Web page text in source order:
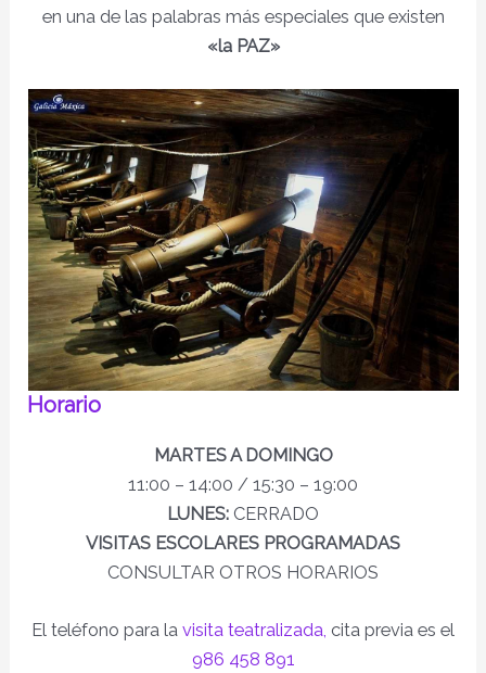
en una de las palabras más especiales que existen
«la PAZ»
Horario
MARTES A DOMINGO
11:00 – 14:00 / 15:30 – 19:00
LUNES: CERRADO
VISITAS ESCOLARES PROGRAMADAS
CONSULTAR OTROS HORARIOS
El teléfono para la visita teatralizada, cita previa es el
986 458 891